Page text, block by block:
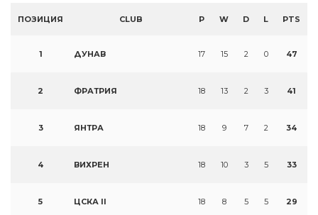
ПОЗИЦИЯ CLUB P W D L PTS
1 ДУНАВ 17 15 2 0 47
2 ФРАТРИЯ 18 13 2 3 41
3 ЯНТРА 18 9 7 2 34
4 ВИХРЕН 18 10 3 5 33
5 ЦСКА II 18 8 5 5 29